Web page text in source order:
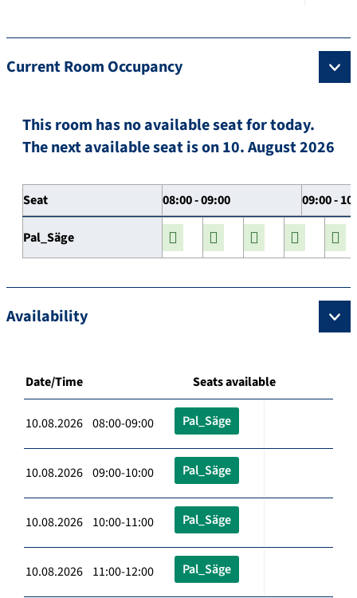
Current Room Occupancy
This room has no available seat for today.
The next available seat is on 10. August 2026
Seat 08:00 - 09:00 09:00 -
Pal_Säge
Availability
Date/Time Seats available
10.08.2026 08:00-09:00 Pal_Säge
10.08.2026 09:00-10:00 Pal_Säge
10.08.2026 10:00-11:00 Pal_Säge
10.08.2026 11:00-12:00 Pal_Säge